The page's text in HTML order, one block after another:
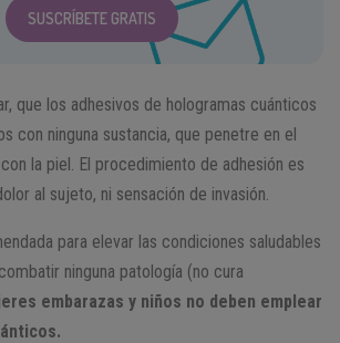
SUSCRÍBETE GRATIS
que los adhesivos de hologramas cuánticos
con ninguna sustancia, que penetre en el
la piel. El procedimiento de adhesión es
al sujeto, ni sensación de invasión.
para elevar las condiciones saludables
ninguna patología (no cura
embarazas y niños no deben emplear